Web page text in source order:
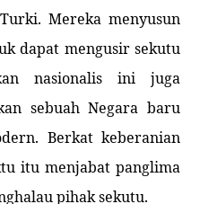
Mereka menyusun
dapat mengusir sekutu
nasionalis ini juga
sebuah Negara baru
Berkat keberanian
itu menjabat panglima
pihak sekutu.